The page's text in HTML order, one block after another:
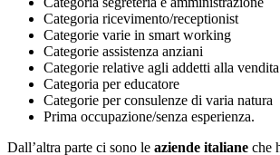
Categoria ricevimento/receptionist
Categorie varie in smart working
Categorie assistenza anziani
Categorie relative agli addetti alla vendita
Categoria per educatore
Categorie per consulenze di varia natura
Prima occupazione/senza esperienza.
Dall’altra parte ci sono le aziende italiane che